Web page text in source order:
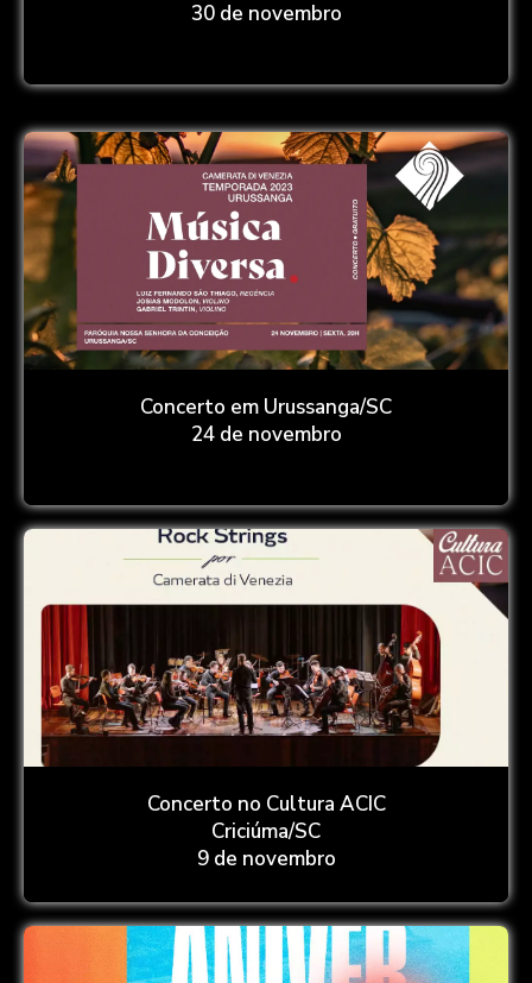
30 de novembro
Concerto em Urussanga/SC
24 de novembro
Concerto no Cultura ACIC
Criciúma/SC
9 de novembro